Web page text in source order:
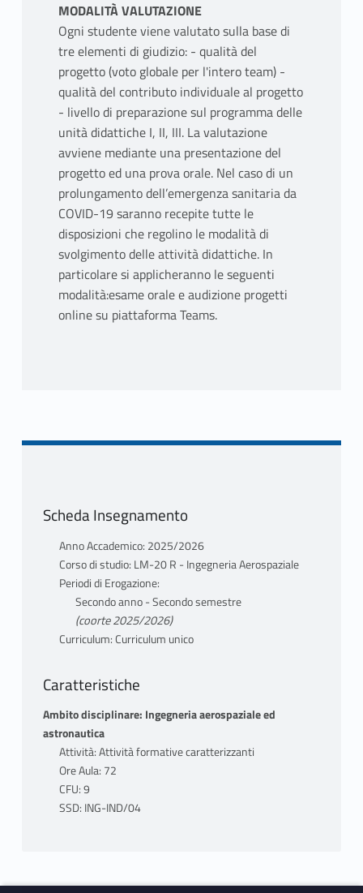
MODALITÀ VALUTAZIONE
Ogni studente viene valutato sulla base di
tre elementi di giudizio: - qualità del
progetto (voto globale per l'intero team) -
qualità del contributo individuale al progetto
- livello di preparazione sul programma delle
unità didattiche I, II, III. La valutazione
avviene mediante una presentazione del
progetto ed una prova orale. Nel caso di un
prolungamento dell’emergenza sanitaria da
COVID-19 saranno recepite tutte le
disposizioni che regolino le modalità di
svolgimento delle attività didattiche. In
particolare si applicheranno le seguenti
modalità:esame orale e audizione progetti
online su piattaforma Teams.
Scheda Insegnamento
Anno Accademico: 2025/2026
Corso di studio: LM-20 R - Ingegneria Aerospaziale
Periodi di Erogazione:
Secondo anno - Secondo semestre
(coorte 2025/2026)
Curriculum: Curriculum unico
Caratteristiche
Ambito disciplinare: Ingegneria aerospaziale ed
astronautica
Attività: Attività formative caratterizzanti
Ore Aula: 72
CFU: 9
SSD: ING-IND/04